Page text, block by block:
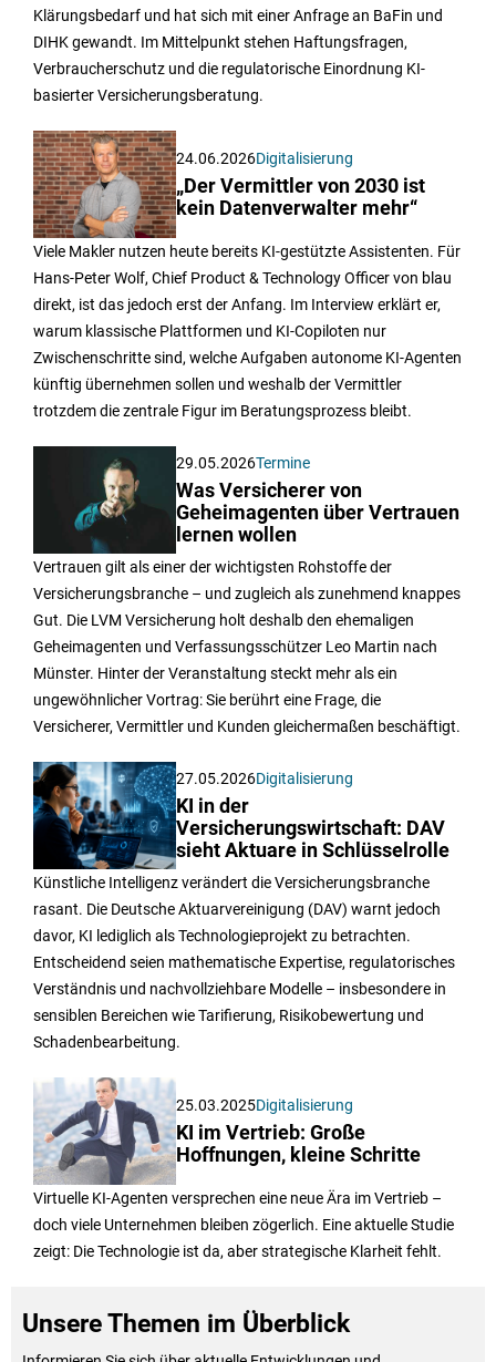
Klärungsbedarf und hat sich mit einer Anfrage an BaFin und
DIHK gewandt. Im Mittelpunkt stehen Haftungsfragen,
Verbraucherschutz und die regulatorische Einordnung KI-
basierter Versicherungsberatung.
24.06.2026Digitalisierung
„Der Vermittler von 2030 ist
kein Datenverwalter mehr“
Viele Makler nutzen heute bereits KI-gestützte Assistenten. Für
Hans-Peter Wolf, Chief Product & Technology Officer von blau
direkt, ist das jedoch erst der Anfang. Im Interview erklärt er,
warum klassische Plattformen und KI-Copiloten nur
Zwischenschritte sind, welche Aufgaben autonome KI-Agenten
künftig übernehmen sollen und weshalb der Vermittler
trotzdem die zentrale Figur im Beratungsprozess bleibt.
29.05.2026Termine
Was Versicherer von
Geheimagenten über Vertrauen
lernen wollen
Vertrauen gilt als einer der wichtigsten Rohstoffe der
Versicherungsbranche – und zugleich als zunehmend knappes
Gut. Die LVM Versicherung holt deshalb den ehemaligen
Geheimagenten und Verfassungsschützer Leo Martin nach
Münster. Hinter der Veranstaltung steckt mehr als ein
ungewöhnlicher Vortrag: Sie berührt eine Frage, die
Versicherer, Vermittler und Kunden gleichermaßen beschäftigt.
27.05.2026Digitalisierung
KI in der
Versicherungswirtschaft: DAV
sieht Aktuare in Schlüsselrolle
Künstliche Intelligenz verändert die Versicherungsbranche
rasant. Die Deutsche Aktuarvereinigung (DAV) warnt jedoch
davor, KI lediglich als Technologieprojekt zu betrachten.
Entscheidend seien mathematische Expertise, regulatorisches
Verständnis und nachvollziehbare Modelle – insbesondere in
sensiblen Bereichen wie Tarifierung, Risikobewertung und
Schadenbearbeitung.
25.03.2025Digitalisierung
KI im Vertrieb: Große
Hoffnungen, kleine Schritte
Virtuelle KI-Agenten versprechen eine neue Ära im Vertrieb –
doch viele Unternehmen bleiben zögerlich. Eine aktuelle Studie
zeigt: Die Technologie ist da, aber strategische Klarheit fehlt.
Unsere Themen im Überblick